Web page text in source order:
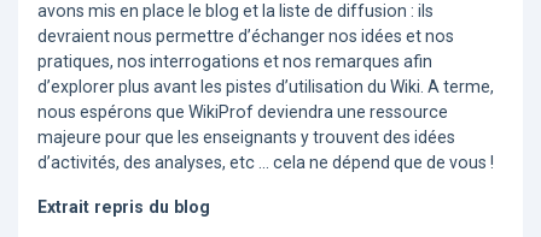
avons mis en place le blog et la liste de diffusion : ils
devraient nous permettre d’échanger nos idées et nos
pratiques, nos interrogations et nos remarques afin
d’explorer plus avant les pistes d’utilisation du Wiki. A terme,
nous espérons que WikiProf deviendra une ressource
majeure pour que les enseignants y trouvent des idées
d’activités, des analyses, etc ... cela ne dépend que de vous !
Extrait repris du blog